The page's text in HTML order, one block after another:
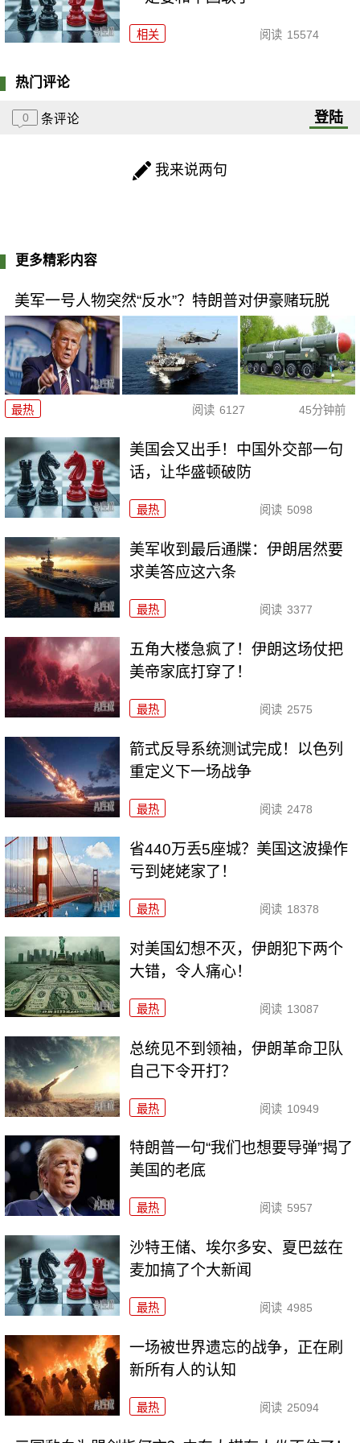
相关 阅读 15574
热门评论
0 条评论 登陆
我来说两句
更多精彩内容
美军一号人物突然“反水”？特朗普对伊豪赌玩脱
最热 阅读 6127 45分钟前
美国会又出手！中国外交部一句
话，让华盛顿破防
最热 阅读 5098
美军收到最后通牒：伊朗居然要
求美答应这六条
最热 阅读 3377
五角大楼急疯了！伊朗这场仗把
美帝家底打穿了！
最热 阅读 2575
箭式反导系统测试完成！以色列
重定义下一场战争
最热 阅读 2478
省440万丢5座城？美国这波操作
亏到姥姥家了！
最热 阅读 18378
对美国幻想不灭，伊朗犯下两个
大错，令人痛心！
最热 阅读 13087
总统见不到领袖，伊朗革命卫队
自己下令开打？
最热 阅读 10949
特朗普一句“我们也想要导弹”揭了
美国的老底
最热 阅读 5957
沙特王储、埃尔多安、夏巴兹在
麦加搞了个大新闻
最热 阅读 4985
一场被世界遗忘的战争，正在刷
新所有人的认知
最热 阅读 25094